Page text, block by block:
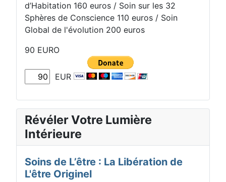
d’Habitation 160 euros / Soin sur les 32
Sphères de Conscience 110 euros / Soin
Global de l'évolution 200 euros
90 EURO
EUR
Révéler Votre Lumière
Intérieure
Soins de L’être : La Libération de
L'être Originel